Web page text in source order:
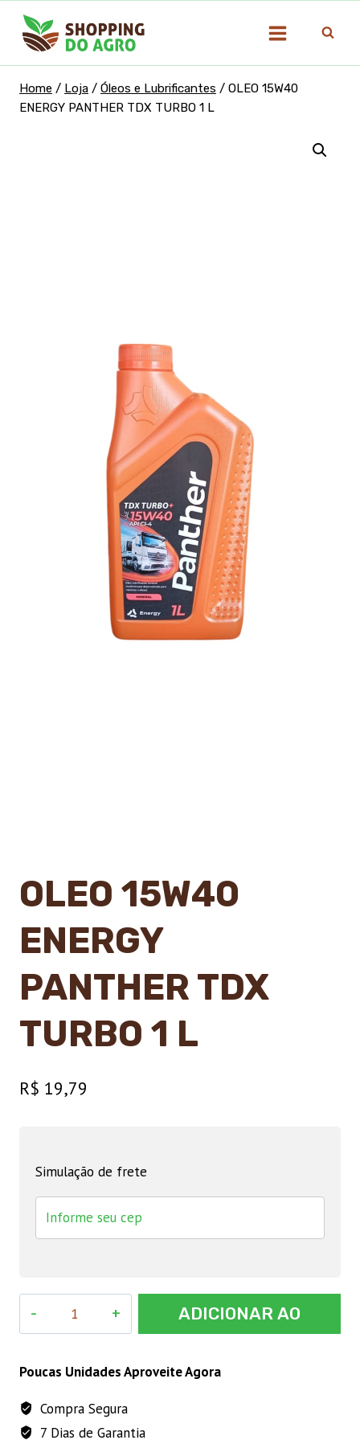
para
Home / Loja / Óleos e Lubrificantes / OLEO 15W40
ENERGY PANTHER TDX TURBO 1 L
OLEO 15W40
ENERGY
PANTHER TDX
TURBO 1 L
R$ 19,79
Simulação de frete
PANTHER
TURBO
1
ADICIONAR AO
Poucas Unidades Aproveite Agora
Compra Segura
7 Dias de Garantia